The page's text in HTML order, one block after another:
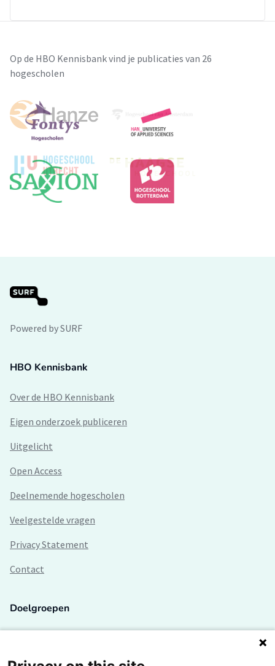
Op de HBO Kennisbank vind je publicaties van 26
hogescholen
Powered by SURF
HBO Kennisbank
Over de HBO Kennisbank
Eigen onderzoek publiceren
Uitgelicht
Open Access
Deelnemende hogescholen
Veelgestelde vragen
Privacy Statement
Contact
Doelgroepen
Lectoren en onderzoekers